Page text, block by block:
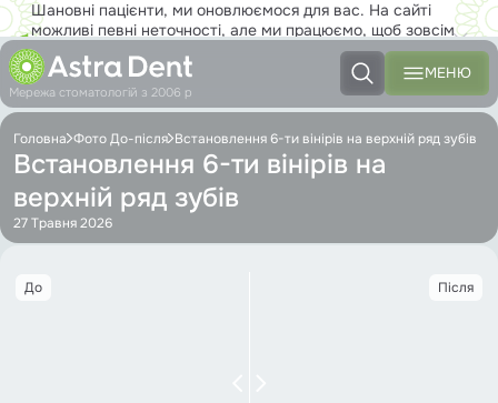
Шановні пацієнти, ми оновлюємося для вас. На сайті
можливі певні неточності, але ми працюємо, щоб зовсім
скоро ви з задоволенням користувалися новим сайтом на
повну!
Мережа стоматологій з 2006 р
МЕНЮ
Головна Фото До-після Встановлення 6-ти вінірів на верхній ряд зубів
Встановлення 6-ти вінірів на
верхній ряд зубів
27 Травня 2026
До Після